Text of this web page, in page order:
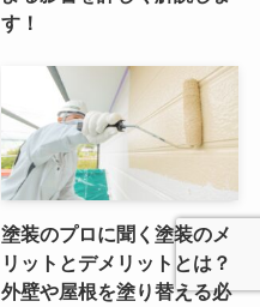
す！
塗装のプロに聞く塗装のメ
リットとデメリットとは？
外壁や屋根を塗り替える必